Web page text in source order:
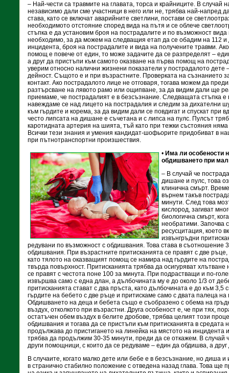
– Най-чести са травмите на главата, торса и крайниците. В случай
независимо дали сме участници в него или не, трябва най-напред
става, като се включат аварийните светлини, постави се
необходимото отстояние според вида на пътя и се облече
стъпка е да установим броя на пострадалите и по възможност
необходимо, за да можем на следващия етап да се обадим на 112 и
инцидента, броя на пострадалите и вида на получените травми.
помощ е повече от един, то може задачите да се разпределят –
а друг да пристъпи към самото оказване на първа помощ на
уверим относно налични жизнени показатели у пострадалото
дейност. Същото е и при възрастните. Проверката на съзнанието
контакт. Ако пострадалото лице не отговаря, тогава можем да
разтърсване на лявото рамо или ощипване, за да видим дали ще
приемаме, че пострадалият е в безсъзнание. Следващата стъпка
навеждаме се над лицето на пострадалия и следим за дихателни
към гърдите и корема, за да видим дали се повдигат и спускат при
често липсата на дишане е съчетана и с липса на пулс. Пулсът
каротидната артерия на шията, тъй като при тежки състояния
Всички тези знания и умения кандидат-шофьорите придобиват в
при пътнотранспортни произшествия.
• Има ли особености
обдишването при
– В случай че
дишане и пулс, това
клинична смърт.
върнем такъв
минути. След това
кислород, загиват
биологична смърт,
необратими. Започва
ресусцитация, което
извънгръдни
редувани по възможност с обдишвания. Това става в съотношение
обдишвания. При възрастните притисканията се правят с две ръце,
като тялото на оказващият помощ се намира над гърдите на
твърда повърхност. Притисканията трябва да осигуряват хлътване
се правят с честота поне 100 за минута. При подрастващи и по-
извършва само с една длан, а дълбочината му е до около 1/3 от
притисканията стават с два пръста, като дълбочината е до към
гърдите на бебето с две ръце и притискаме само с двата палеца на
Обдишването на деца и бебета също е съобразено с обема на
въздух, отколкото при възрастни. Друга особеност е, че при тях,
остатъчен обем въздух в белите дробове, трябва целият този
обдишвания и тогава да се пристъпи към притисканията в средата
продължава до пристигането на линейка на мястото на инцидента
трябва да продължим 30-35 минути, преди да се откажем. В случай
други помощници, с които да се редуваме – един да обдишва, а
В случаите, когато малко дете или бебе е в безсъзнание, но диша
в странично стабилно положение с отведена назад глава. Това ще